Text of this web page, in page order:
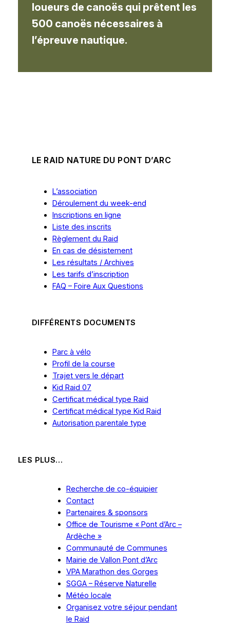
loueurs de canoës qui prêtent les
500 canoës nécessaires à
l’épreuve nautique.
LE RAID NATURE DU PONT D’ARC
L’association
Déroulement du week-end
Inscriptions en ligne
Liste des inscrits
Règlement du Raid
En cas de désistement
Les résultats / Archives
Les tarifs d’inscription
FAQ – Foire Aux Questions
DIFFÉRENTS DOCUMENTS
Parc à vélo
Profil de la course
Trajet vers le départ
Kid Raid 07
Certificat médical type Raid
Certificat médical type Kid Raid
Autorisation parentale type
LES PLUS…
Recherche de co-équipier
Contact
Partenaires & sponsors
Office de Tourisme « Pont d’Arc –
Ardèche »
Communauté de Communes
Mairie de Vallon Pont d’Arc
VPA Marathon des Gorges
SGGA – Réserve Naturelle
Météo locale
Organisez votre séjour pendant
le Raid